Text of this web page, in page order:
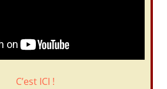
C’est ICI !